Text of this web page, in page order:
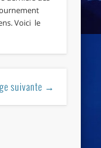
Voici le
suivante →